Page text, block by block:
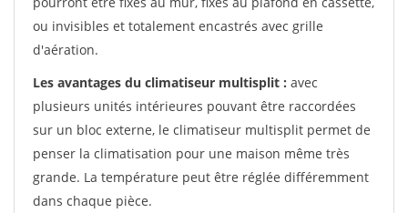
ou invisibles et totalement encastrés avec grille
d'aération.
Les avantages du climatiseur multisplit : avec
plusieurs unités intérieures pouvant être raccordées
sur un bloc externe, le climatiseur multisplit permet de
penser la climatisation pour une maison même très
grande. La température peut être réglée différemment
dans chaque pièce.